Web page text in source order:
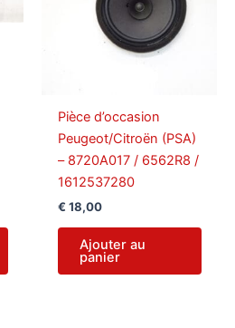
Pièce d’occasion
Peugeot/Citroën (PSA)
– 8720A017 / 6562R8 /
1612537280
€ 18,00
Ajouter au
panier